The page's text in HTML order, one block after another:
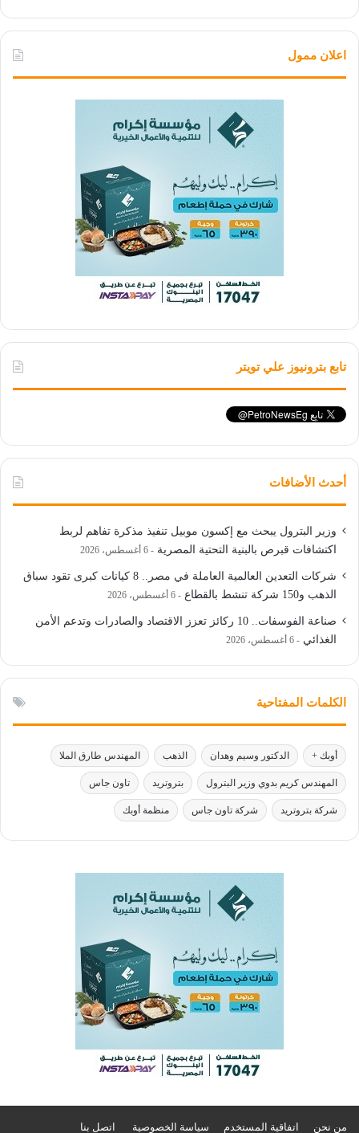
اعلان ممول
تابع بترونيوز علي تويتر
أحدث الأضافات
وزير البترول يبحث مع إكسون موبيل تنفيذ مذكرة تفاهم لربط
اكتشافات قبرص بالبنية التحتية المصرية
6 أغسطس، 2026
شركات التعدين العالمية العاملة في مصر.. 8 كيانات كبرى تقود سباق
الذهب و150 شركة تنشط بالقطاع
6 أغسطس، 2026
صناعة الفوسفات.. 10 ركائز تعزز الاقتصاد والصادرات وتدعم الأمن
الغذائي
6 أغسطس، 2026
الكلمات المفتاحية
أوبك + الدكتور وسيم وهدان الذهب المهندس طارق الملا
المهندس كريم بدوي وزير البترول بتروتريد تاون جاس
شركة بتروتريد شركة تاون جاس منظمة أوبك
من نحن اتفاقية المستخدم سياسة الخصوصية اتصل بنا